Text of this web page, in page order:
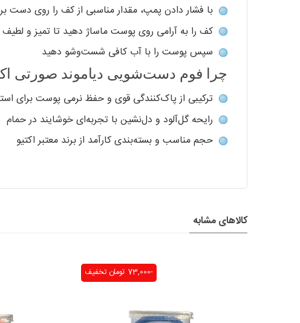
با فشار دادن پمپ، مقدار مناسبی از کف را روی دست
کف را به آرامی روی پوست ماساژ دهید تا تمیز و
سپس پوست را با آب کافی شست‌وشو دهید
چرا فوم دست‌شویی دیاموند صورتی
ترکیبی از پاک‌کنندگی قوی و حفظ نرمی پوست برای
رایحه گل‌آلود و دل‌نشین با تجربه‌ای خوشایند در حمام
حجم مناسب و بسته‌بندی کارآمد از برند معتبر اکتیو
کالاهای مشابه
تخفیف -73,000 تومان